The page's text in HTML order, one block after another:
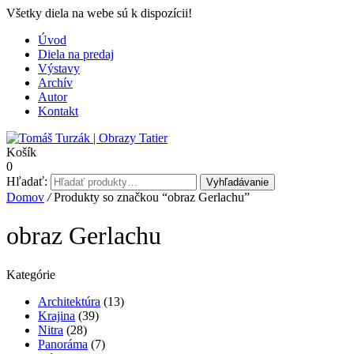
Všetky diela na webe sú k dispozícii!
Úvod
Diela na predaj
Výstavy
Archív
Autor
Kontakt
Košík
0
Hľadať:
Vyhľadávanie
Domov /Produkty so značkou “obraz Gerlachu”
obraz Gerlachu
Kategórie
Architektúra (13)
Krajina (39)
Nitra (28)
Panoráma (7)